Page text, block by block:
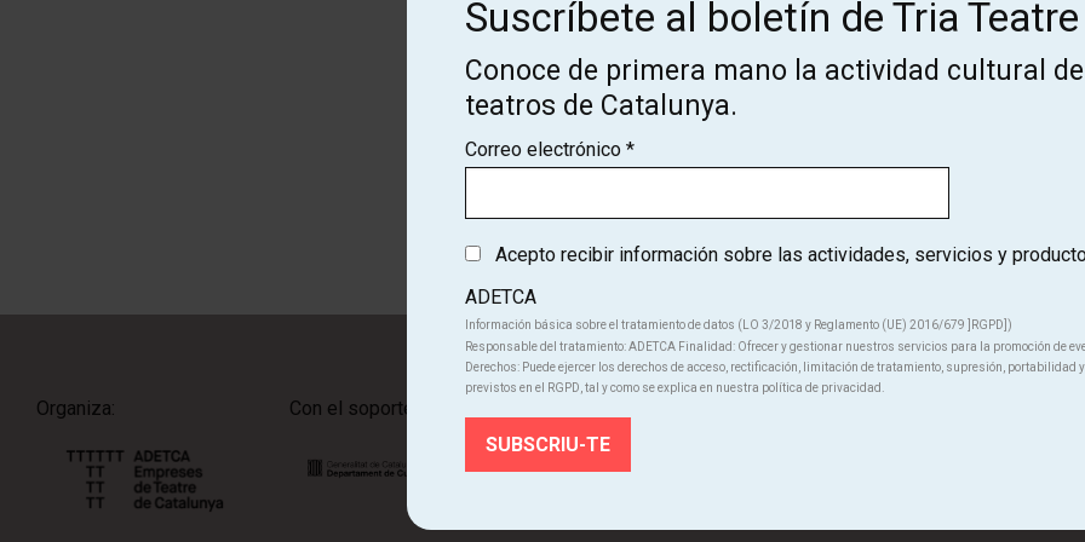
¡Suscríbete al boletín de Tria
Teatre!
Conoce de primera mano la actividad cultural de los teatros de
Organiza: Con el soporte de:
Suscríbete al boletín de Tria Teatre
Conoce de primera mano la actividad cultural
teatros de Catalunya.
Correo electrónico *
Acepto recibir información sobre las actividades, servicios y
ADETCA
Información básica sobre el tratamiento de datos (LO 3/2018 y Reglamento (UE) 2016/679 ]RGPD])
Responsable del tratamiento: ADETCA Finalidad: Ofrecer y gestionar nuestros servicios para la promoción de
Derechos: Puede ejercer los derechos de acceso, rectificación, limitación de tratamiento, supresión, portabilidad y
previstos en el RGPD, tal y como se explica en nuestra política de privacidad.